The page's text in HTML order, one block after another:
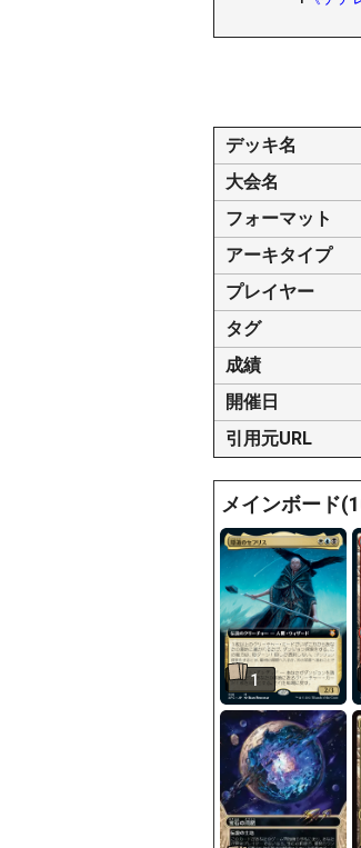
デッキ名
大会名
フォーマット
アーキタイプ
プレイヤー
タグ
成績
開催日
引用元URL
メインボード
1